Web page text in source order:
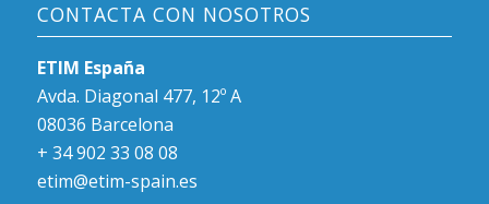
CONTACTA CON NOSOTROS
ETIM España
Avda. Diagonal 477, 12º A
08036 Barcelona
+ 34 902 33 08 08
etim@etim-spain.es